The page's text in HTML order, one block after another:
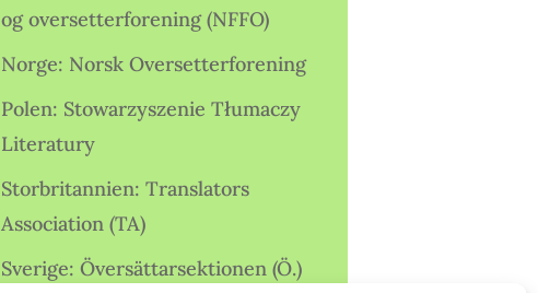
og oversetterforening (NFFO)
Norge: Norsk Oversetterforening
Polen: Stowarzyszenie Tłumaczy
Literatury
Storbritannien: Translators
Association (TA)
Sverige: Översättarsektionen (Ö.)